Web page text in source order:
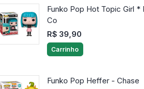
Funko Pop Hot Topic Girl *
Co
R$ 39,90
Carrinho
Funko Pop Heffer - Chase